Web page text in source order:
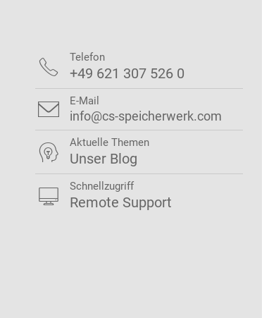
 Telefon
+49 621 307 526 0
 E-Mail
info@cs-speicherwerk.com
 Aktuelle Themen
Unser Blog
 Schnellzugriff
Remote Support